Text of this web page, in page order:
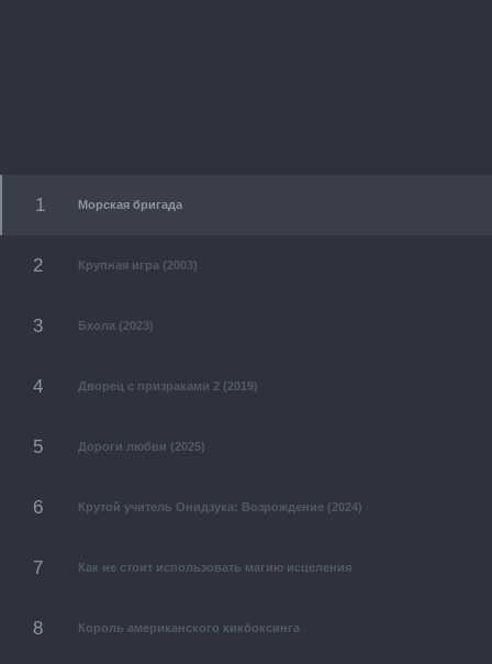
Морская бригада
Крупная игра (2003)
Бхола (2023)
Дворец с призраками 2 (2019)
Дороги любви (2025)
Крутой учитель Онидзука: Возрождение (2024)
Как не стоит использовать магию исцеления
Король американского кикбоксинга